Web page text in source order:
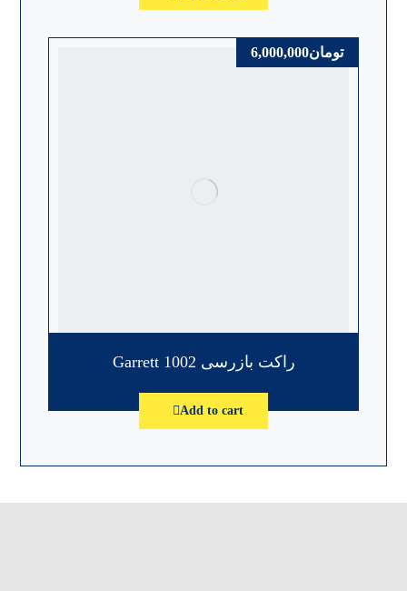
راکت بازرسی Garrett 1002
تومان6,000,000
Add to cart